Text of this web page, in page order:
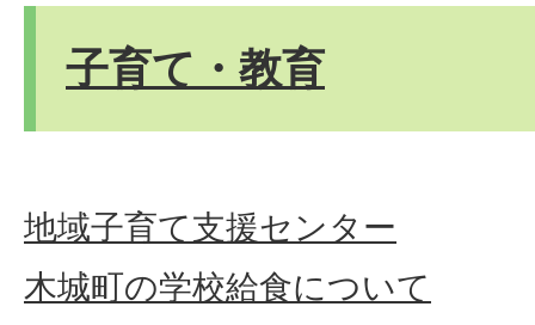
子育て・教育
地域子育て支援センター
木城町の学校給食について